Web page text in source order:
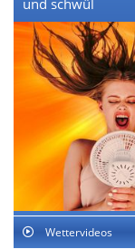
und schwül
Wettervideos